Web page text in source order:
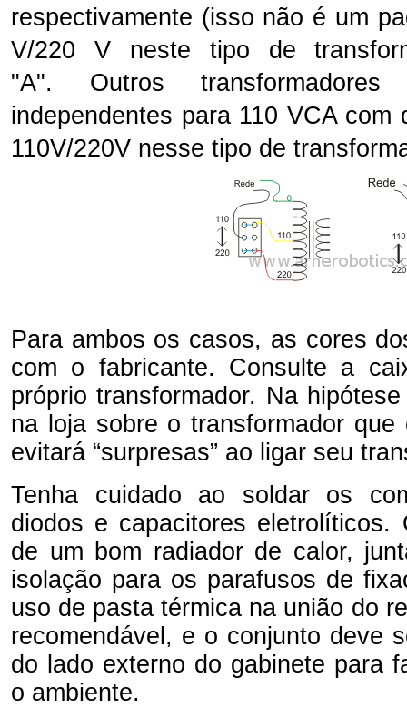
respectivamente (isso não é um
V/220 V neste tipo de
"A". Outros
independentes para 110 VCA
110V/220V nesse tipo de
Para ambos os casos, as cores
com o fabricante. Consulte a
próprio transformador. Na
na loja sobre o transformador
evitará “surpresas” ao ligar seu
Tenha cuidado ao soldar os
diodos e capacitores eletrolíticos.
de um bom radiador de calor,
isolação para os parafusos de
uso de pasta térmica na união do
recomendável, e o conjunto deve
do lado externo do gabinete para
o ambiente.